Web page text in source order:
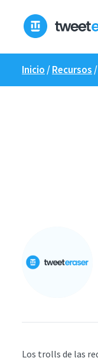
contenido
Inicio /Recursos /
Los trolls de las